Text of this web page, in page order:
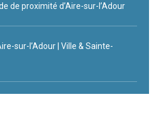
de proximité d’Aire-sur-l’Adour
sur-l’Adour | Ville & Sainte-